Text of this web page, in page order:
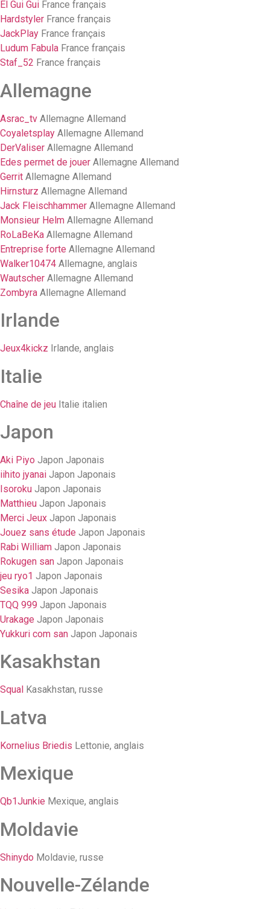
El Gui Gui France français
Hardstyler France français
JackPlay France français
Ludum Fabula France français
Staf_52 France français
Allemagne
Asrac_tv Allemagne Allemand
Coyaletsplay Allemagne Allemand
DerValiser Allemagne Allemand
Edes permet de jouer Allemagne Allemand
Gerrit Allemagne Allemand
Hirnsturz Allemagne Allemand
Jack Fleischhammer Allemagne Allemand
Monsieur Helm Allemagne Allemand
RoLaBeKa Allemagne Allemand
Entreprise forte Allemagne Allemand
Walker10474 Allemagne, anglais
Wautscher Allemagne Allemand
Zombyra Allemagne Allemand
Irlande
Jeux4kickz Irlande, anglais
Italie
Chaîne de jeu Italie italien
Japon
Aki Piyo Japon Japonais
iihito jyanai Japon Japonais
Isoroku Japon Japonais
Matthieu Japon Japonais
Merci Jeux Japon Japonais
Jouez sans étude Japon Japonais
Rabi William Japon Japonais
Rokugen san Japon Japonais
jeu ryo1 Japon Japonais
Sesika Japon Japonais
TQQ 999 Japon Japonais
Urakage Japon Japonais
Yukkuri com san Japon Japonais
Kasakhstan
Squal Kasakhstan, russe
Latva
Kornelius Briedis Lettonie, anglais
Mexique
Qb1Junkie Mexique, anglais
Moldavie
Shinydo Moldavie, russe
Nouvelle-Zélande